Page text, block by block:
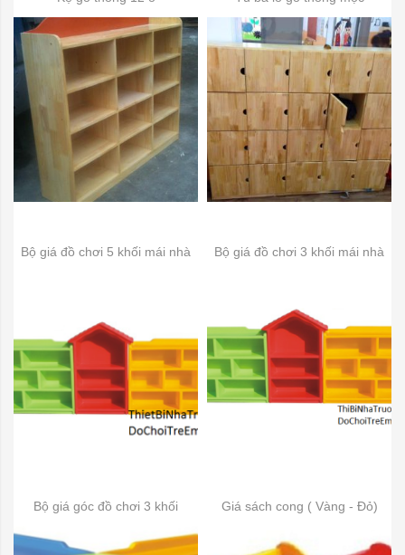
Bộ giá đồ chơi 5 khối mái nhà Bộ giá đồ chơi 3 khối mái nhà
Bộ giá góc đồ chơi 3 khối Giá sách cong ( Vàng - Đỏ)